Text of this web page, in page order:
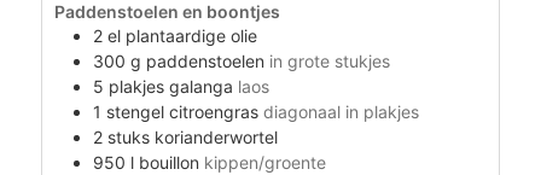
Paddenstoelen en boontjes
2 el plantaardige olie
300 g paddenstoelen in grote stukjes
5 plakjes galanga laos
1 stengel citroengras diagonaal in plakjes
2 stuks korianderwortel
950 l bouillon kippen/groente